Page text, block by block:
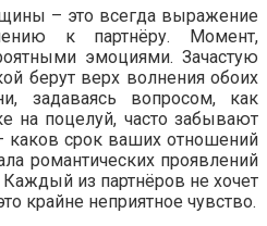
– это всегда выражение
к партнёру. Момент,
эмоциями. Зачастую
берут верх волнения обоих
задаваясь вопросом, как
на поцелуй, часто забывают
каков срок ваших отношений
романтических проявлений
из партнёров не хочет
крайне неприятное чувство.